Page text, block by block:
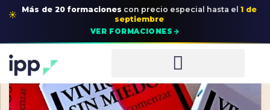
☀ Más de 20 formaciones con precio especial hasta el 1 de
septiembre
VER FORMACIONES →